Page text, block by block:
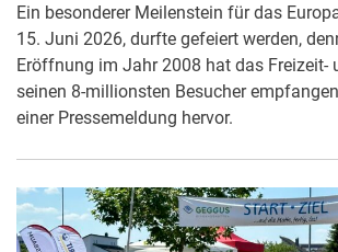
Ein besonderer Meilenstein für das
15. Juni 2026, durfte gefeiert werden,
Eröffnung im Jahr 2008 hat das Freizeit-
seinen 8-millionsten Besucher
einer Pressemeldung hervor.